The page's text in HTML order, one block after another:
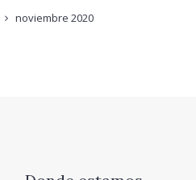
noviembre 2020